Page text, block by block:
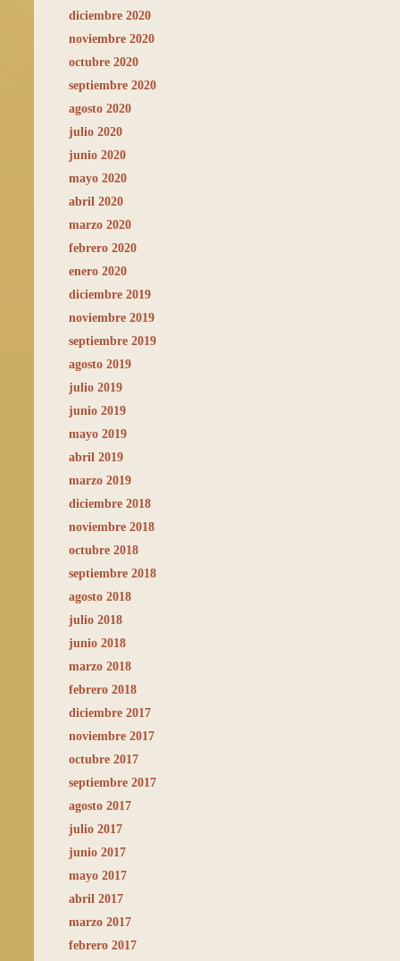
diciembre 2020
noviembre 2020
octubre 2020
septiembre 2020
agosto 2020
julio 2020
junio 2020
mayo 2020
abril 2020
marzo 2020
febrero 2020
enero 2020
diciembre 2019
noviembre 2019
septiembre 2019
agosto 2019
julio 2019
junio 2019
mayo 2019
abril 2019
marzo 2019
diciembre 2018
noviembre 2018
octubre 2018
septiembre 2018
agosto 2018
julio 2018
junio 2018
marzo 2018
febrero 2018
diciembre 2017
noviembre 2017
octubre 2017
septiembre 2017
agosto 2017
julio 2017
junio 2017
mayo 2017
abril 2017
marzo 2017
febrero 2017